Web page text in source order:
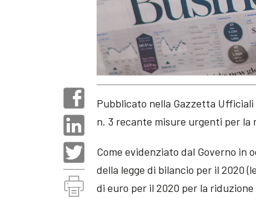
Pubblicato nella Gazzetta
n. 3 recante misure urgenti per la
Come evidenziato dal Governo in
della legge di bilancio per il 2020
di euro per il 2020 per la